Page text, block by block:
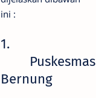
ini :
1.
Puskesmas
Bernung